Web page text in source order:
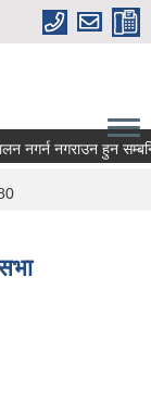
नगराउन हुन सम्बन्धि